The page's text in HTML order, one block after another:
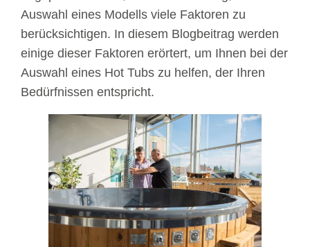
Auswahl eines Modells viele Faktoren zu
berücksichtigen. In diesem Blogbeitrag werden
einige dieser Faktoren erörtert, um Ihnen bei der
Auswahl eines Hot Tubs zu helfen, der Ihren
Bedürfnissen entspricht.